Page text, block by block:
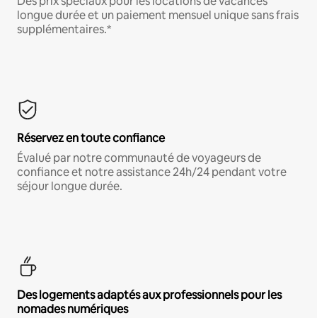
longue durée et un paiement mensuel unique sans frais
supplémentaires.*
Réservez en toute confiance
Évalué par notre communauté de voyageurs de
confiance et notre assistance 24h/24 pendant votre
séjour longue durée.
Des logements adaptés aux professionnels pour les
nomades numériques